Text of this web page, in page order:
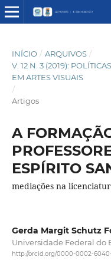
INÍCIO / ARQUIVOS /
V. 12 N. 3 (2019):
EM ARTES VISUAIS
/
Artigos
A
ESPÍRITO
mediações na
Gerda Margit Schutz
Universidade Federal do
http://orcid.org/0000-0002-